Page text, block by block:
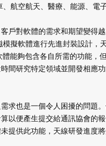
航空航天、醫療、能源、電
戶對軟體的需求和期望變得
擬軟體進行先進封裝設計
能夠包含各自所需的功能，
間研究特定領域並開發相應
求也是一個令人困擾的問題
以便產生提交給通訊協會的
提供此功能，天線研發進度